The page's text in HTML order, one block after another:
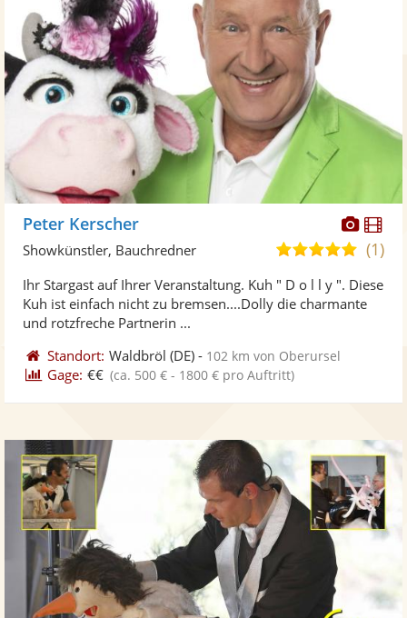
Fotos
Peter Kerscher
5,0
5
(1)
Showkünstler, Bauchredner
Ihr Stargast auf Ihrer Veranstaltung. Kuh " D o l l y ". Diese
Kuh ist einfach nicht zu bremsen....Dolly die charmante
und rotzfreche Partnerin ...
Standort: Waldbröl (DE) - 102 km von Oberursel
Gage: €€ (ca. 500 € - 1800 € pro Auftritt)